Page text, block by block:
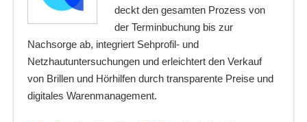
deckt den gesamten Prozess von
der Terminbuchung bis zur
Nachsorge ab, integriert Sehprofil‑ und
Netzhautuntersuchungen und erleichtert den Verkauf
von Brillen und Hörhilfen durch transparente Preise und
digitales Warenmanagement.